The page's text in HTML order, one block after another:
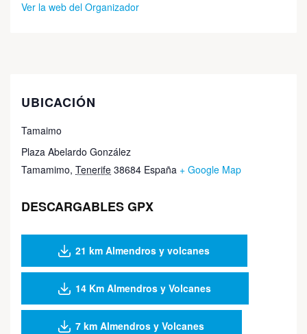
Ver la web del Organizador
UBICACIÓN
Tamaimo
Plaza Abelardo González
Tamamimo, Tenerife 38684 España + Google Map
DESCARGABLES GPX
21 km Almendros y volcanes
14 Km Almendros y Volcanes
7 km Almendros y Volcanes